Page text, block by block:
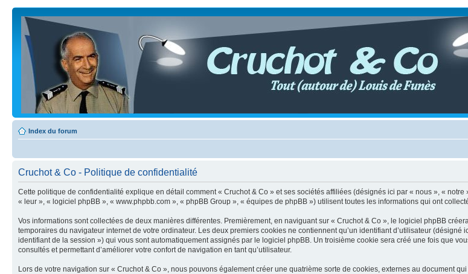
Index du forum
Cruchot & Co - Politique de confidentialité
Cette politique de confidentialité explique en détail comment « Cruchot & Co » et ses sociétés affiliées (désignés ici par « nous », «
« leur », « logiciel phpBB », « www.phpbb.com », « phpBB Group », « équipes de phpBB ») utilisent toutes les informations qui ont
Vos informations sont collectées de deux manières différentes. Premièrement, en naviguant sur « Cruchot & Co », le logiciel phpBB
temporaires du navigateur internet de votre ordinateur. Les deux premiers cookies ne contiennent qu’un identifiant d’utilisateur
identifiant de la session ») qui vous sont automatiquement assignés par le logiciel phpBB. Un troisième cookie sera créé une fois que
consultés et permettant d’améliorer votre confort de navigation en tant qu’utilisateur.
Lors de votre navigation sur « Cruchot & Co », nous pouvons également créer une quatrième sorte de cookies, externes au document